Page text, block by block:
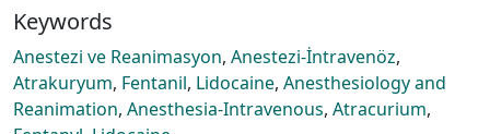
Keywords
Anestezi ve Reanimasyon, Anestezi-İntravenöz,
Atrakuryum, Fentanil, Lidocaine, Anesthesiology and
Reanimation, Anesthesia-Intravenous, Atracurium,